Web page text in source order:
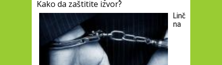
Kako da zaštitite izvor?
Linč
na